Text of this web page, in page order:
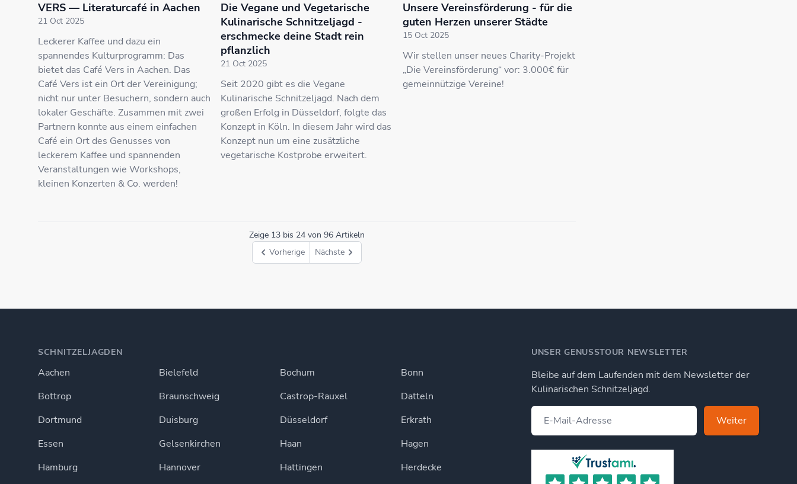
VERS — Literaturcafé in Aachen
21 Oct 2025
Leckerer Kaffee und dazu ein
spannendes Kulturprogramm: Das
bietet das Café Vers in Aachen. Das
Café Vers ist ein Ort der Vereinigung;
nicht nur unter Besuchern, sondern auch
lokaler Geschäfte. Zusammen mit zwei
Partnern konnte aus einem einfachen
Café ein Ort des Genusses von
leckerem Kaffee und spannenden
Veranstaltungen wie Workshops,
kleinen Konzerten & Co. werden!
Die Vegane und Vegetarische
Kulinarische Schnitzeljagd -
erschmecke deine Stadt rein
pflanzlich
21 Oct 2025
Seit 2020 gibt es die Vegane
Kulinarische Schnitzeljagd. Nach dem
großen Erfolg in Düsseldorf, folgte das
Konzept in Köln. In diesem Jahr wird das
Konzept nun um eine zusätzliche
vegetarische Kostprobe erweitert.
Unsere Vereinsförderung - für die
guten Herzen unserer Städte
15 Oct 2025
Wir stellen unser neues Charity-Projekt
„Die Vereinsförderung“ vor: 3.000€ für
gemeinnützige Vereine!
Zeige 13bis 24von 96 Artikeln
Vorherige
Nächste
SCHNITZELJAGDEN
Aachen Bielefeld Bochum
Bonn
Bottrop
Braunschweig Castrop-Rauxel
Datteln
Dortmund
Duisburg Düsseldorf
Erkrath
Essen
Gelsenkirchen Haan
Hagen
Hamburg
Hannover Hattingen
Herdecke
UNSER GENUSSTOUR NEWSLETTER
Bleibe auf dem Laufenden mit dem Newsletter der
Kulinarischen Schnitzeljagd.
Weiter